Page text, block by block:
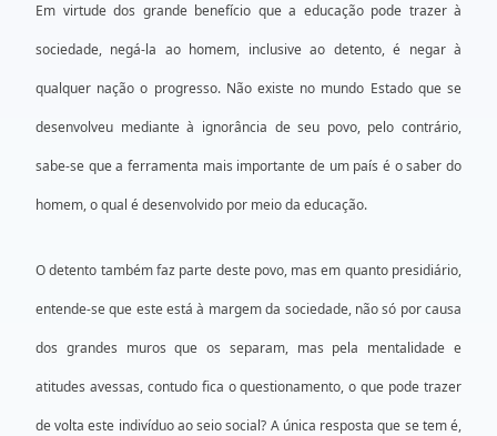
Em virtude dos grande benefício que a educação pode trazer à
sociedade, negá-la ao homem, inclusive ao detento, é negar à
qualquer nação o progresso. Não existe no mundo Estado que se
desenvolveu mediante à ignorância de seu povo, pelo contrário,
sabe-se que a ferramenta mais importante de um país é o saber do
homem, o qual é desenvolvido por meio da educação.
O detento também faz parte deste povo, mas em quanto presidiário,
entende-se que este está à margem da sociedade, não só por causa
dos grandes muros que os separam, mas pela mentalidade e
atitudes avessas, contudo fica o questionamento, o que pode trazer
de volta este indivíduo ao seio social? A única resposta que se tem é,